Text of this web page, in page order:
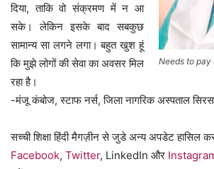
Needs to
दिया, ताकि वो संक्रमण में न आ
सके। लेकिन इसके बाद सबकुछ
सामान्य सा लगने लगा। बहुत खुश हूं
कि मुझे लोगों की सेवा का अवसर मिल
रहा है।
-मंजू कंबोज, स्टाफ नर्स, जिला नागरिक अस्पताल
सच्ची शिक्षा हिंदी मैगज़ीन से जुडे अन्य अपडेट हासिल
Facebook, Twitter, LinkedIn और